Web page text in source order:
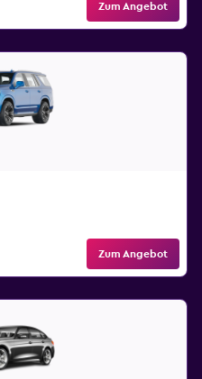
Zum Angebot
Zum Angebot